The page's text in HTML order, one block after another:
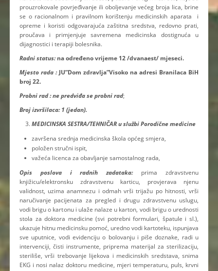
prouzrokovale povrjeđivanje ili oboljevanje većeg broja lica, brine
se o racionalnom i pravilnom korištenju medicinskih aparata i
opreme i koristi odgovarajuća zaštitna sredstva, redovno prati,
proučava i primjenjuje savremena medicinska dostignuća u
dijagnostici i terapiji bolesnika.
Radni status:na određeno vrijeme 12 /dvanaest/ mjeseci.
Mjesto rada :JU”Dom zdravlja”Visoko na adresi Branilaca BiH
broj 22.
Probni rad : ne predviđa se probni rad;
Broj izvršilaca: 1 (jedan).
MEDICINSKA SESTRA/TEHNIČAR u službi Porodične medicine
završena srednja medicinska škola općeg smjera,
položen stručni ispit,
važeća licenca za obavljanje samostalnog rada,
Opis poslova i radnih zadataka: prima zdravstvenu
knjižicu/elektronsku zdravstvenu karticu, provjerava njenu
validnost, uzima anamnezu i odmah vrši trijažu po hitnosti, vrši
naručivanje pacijenata za pregled i drugu zdravstvenu uslugu,
vodi brigu o kartonu i ulaže nalaze u karton, vodi brigu o urednosti
stola za doktora medicine (svi potrebni formulari, špatule i sl.),
ukazuje hitnu medicinsku pomoć, uredno vodi kartoteku, ispunjava
sve uputnice, vodi evidenciju o bolovanju i piše doznake, radi u
intervenciji, čisti instrumente, priprema materijal za sterilizaciju,
steriliše, vrši trebovanje lijekova i medicinskih sredstava, snima
EKG i nosi nalaz doktoru medicine, mjeri temperaturu, puls, krvni